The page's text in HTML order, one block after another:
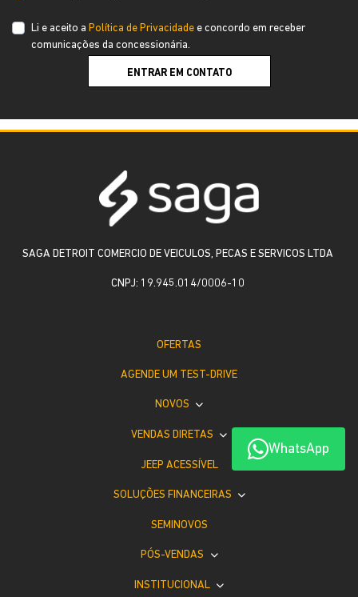
Li e aceito a Política de Privacidade e concordo em receber
comunicações da concessionária.
ENTRAR EM CONTATO
WhatsApp
SAGA DETROIT COMERCIO DE VEICULOS, PECAS E SERVICOS LTDA
CNPJ: 19.945.014/0006-10
OFERTAS
AGENDE UM TEST-DRIVE
NOVOS
VENDAS DIRETAS
JEEP ACESSÍVEL
SOLUÇÕES FINANCEIRAS
SEMINOVOS
PÓS-VENDAS
INSTITUCIONAL